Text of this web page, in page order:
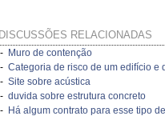
DISCUSSÕES RELACIONADAS
Muro de contenção
Categoria de risco de um edifício e
Site sobre acústica
duvida sobre estrutura concreto
Há algum contrato para esse tipo